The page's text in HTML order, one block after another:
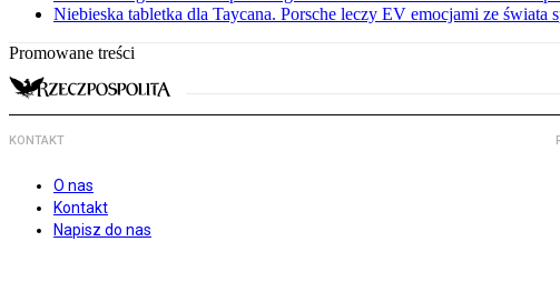
Niebieska tabletka dla Taycana. Porsche leczy EV emocjami ze świata
Promowane treści
KONTAKT
O nas
Kontakt
Napisz do nas